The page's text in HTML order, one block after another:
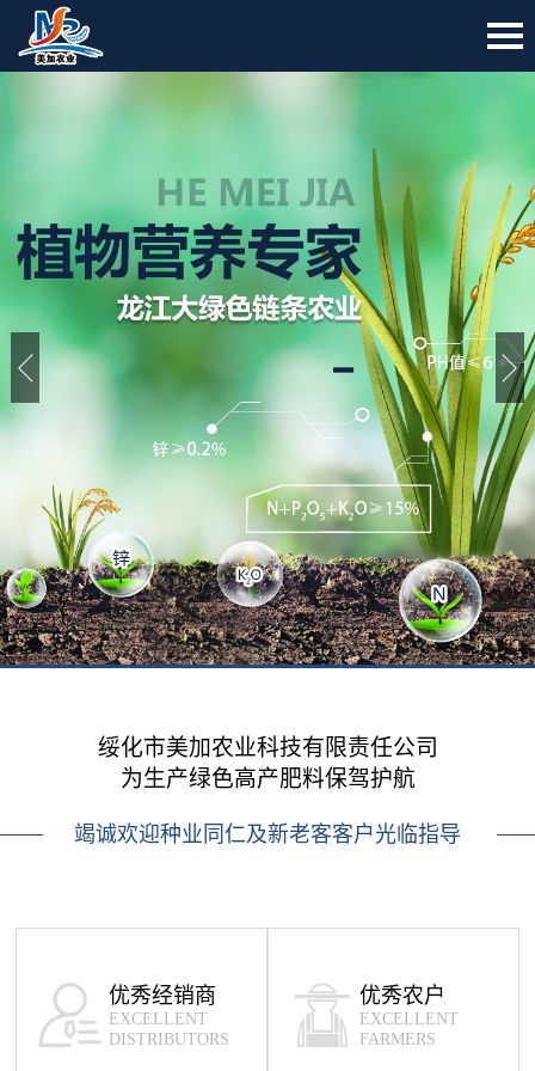
绥化市美加农业科技有限责任公司
为生产绿色高产肥料保驾护航
竭诚欢迎种业同仁及新老客客户光临指导
优秀经销商
EXCELLENT
DISTRIBUTORS
优秀农户
EXCELLENT
FARMERS